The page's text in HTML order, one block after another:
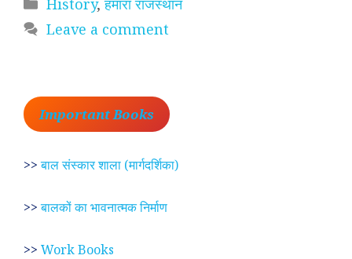
History,हमारा राजस्थान
Leave a comment
Important Books
>>बाल संस्कार शाला (मार्गदर्शिका)
>>बालकों का भावनात्मक निर्माण
>> Work Books